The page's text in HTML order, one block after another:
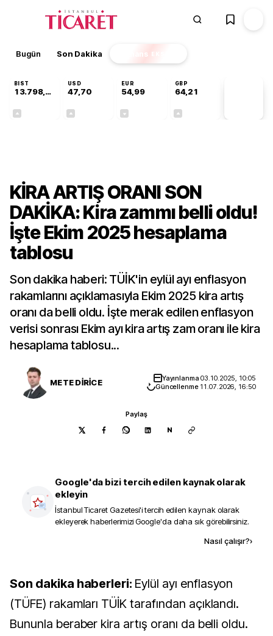
Bugün Son Dakika Finans EKSTRA
BIST
13.798,82
USD
47,70
EUR
54,99
GBP
64,21
KİRA ARTIŞ ORANI SON
DAKİKA: Kira zammı belli oldu!
İşte Ekim 2025 hesaplama
tablosu
Son dakika haberi: TÜİK'in eylül ayı enflasyon
rakamlarını açıklamasıyla Ekim 2025 kira artış
oranı da belli oldu. İşte merak edilen enflasyon
verisi sonrası Ekim ayı kira artış zam oranı ile kira
hesaplama tablosu...
METE DİRİCE Yayınlanma03.10.2025, 10:05
Güncellenme 11.07.2026, 16:50
Paylaş
N
Google'da bizi tercih edilen kaynak olarak
ekleyin
İstanbul Ticaret Gazetesi'i tercih edilen kaynak olarak
ekleyerek haberlerimizi Google'da daha sık görebilirsiniz.
Nasıl çalışır?›
Son dakika haberleri: Eylül ayı enflasyon
(TÜFE) rakamları TÜİK tarafından açıklandı.
Bununla beraber kira artış oranı da belli oldu.